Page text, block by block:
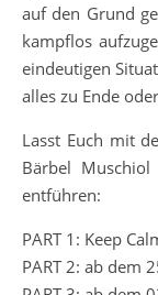
auf den Grund
kampflos
eindeutigen
alles zu Ende
Lasst Euch mit
Bärbel
entführen:
PART 1: Keep
PART 2: ab dem